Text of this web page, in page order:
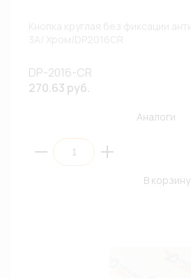
DP-2016-CR
270.63 руб.
Аналоги
В корзину